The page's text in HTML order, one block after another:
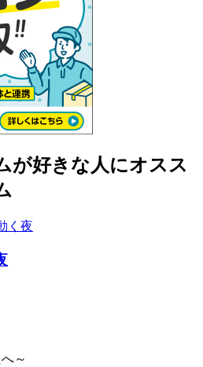
が好きな人にオスス
～